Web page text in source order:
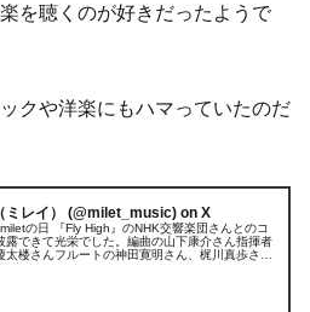
を聴くのが好きだったようで
クや洋楽にもハマっていたのだ
ミレイ） (@milet_music) on X
の日 『Fly High』のNHK交響楽団さんとのコ
露できて光栄でした。編曲の山下康介さん指揮者
太楼さんフルートの神田寛明さん、梶川真歩さん